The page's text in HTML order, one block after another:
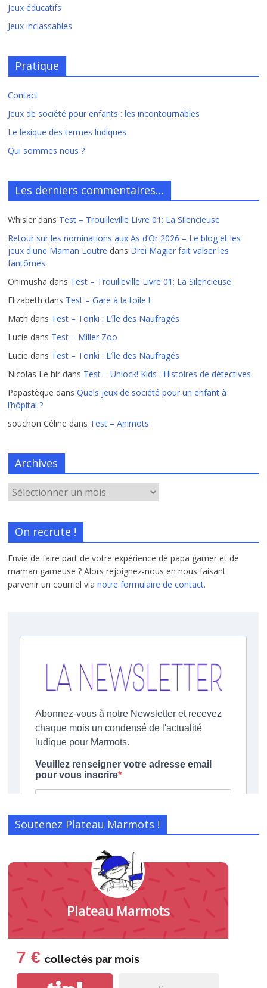
Jeux éducatifs
Jeux inclassables
Pratique
Contact
Jeux de société pour enfants : les incontournables
Le lexique des termes ludiques
Qui sommes nous ?
Les derniers commentaires…
Whisler dans Test – Trouilleville Livre 01: La Silencieuse
Retour sur les nominations aux As d’Or 2026 – Le blog et les
jeux d'une Maman Loutre dans Drei Magier fait valser les
fantômes
Onimusha dans Test – Trouilleville Livre 01: La Silencieuse
Elizabeth dans Test – Gare à la toile !
Math dans Test – Toriki : L’île des Naufragés
Lucie dans Test – Miller Zoo
Lucie dans Test – Toriki : L’île des Naufragés
Nicolas Le hir dans Test – Unlock! Kids : Histoires de détectives
Papastèque dansQuels jeux de société pour un enfant à
l’hôpital ?
souchon Céline dans Test – Animots
Archives
On recrute !
Envie de faire part de votre expérience de papa gamer et de
maman gameuse ? Alors rejoignez-nous en nous faisant
parvenir un courriel vianotre formulaire de contact.
Soutenez Plateau Marmots !
Plateau Marmots
7 € collectés par mois